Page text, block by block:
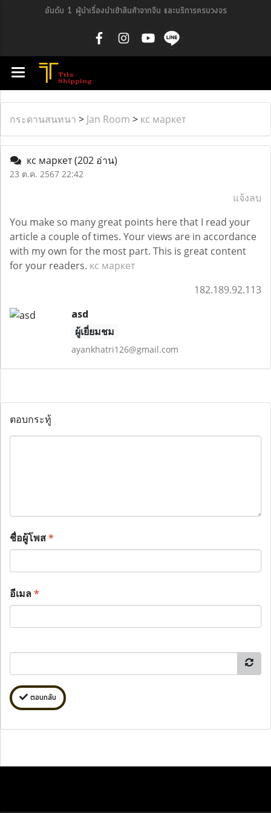
อันดับ 1 ผู้นำเรื่องนำเข้าสินค้าจากจีน และบริการครบวงจร
กระดานสนทนา > Jan Room > кс маркет
кс маркет(202 อ่าน)
23 ต.ค. 2567 22:42
แจ้งลบ
You make so many great points here that I read your
article a couple of times. Your views are in accordance
with my own for the most part. This is great content
for your readers. кс маркет
182.189.92.113
asd
ผู้เยี่ยมชม
ayankhatri126@gmail.com
ตอบกระทู้
ชื่อผู้โพส*
อีเมล*
ตอบกลับ